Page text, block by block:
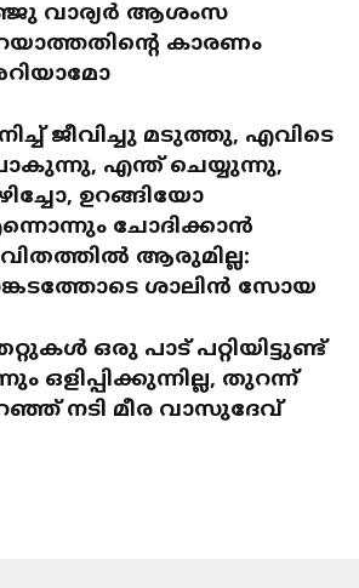
വാര്യർ ആശംസ
കാരണം
ജീവിച്ചു മടുത്തു, എവിടെ
എന്ത് ചെയ്യുന്നു,
ഉറങ്ങിയോ
ചോദിക്കാൻ
ആരുമില്ല:
ശാലിൻ സോയ
ഒരു പാട് പറ്റിയിട്ടുണ്ട്
ഒളിപ്പിക്കുന്നില്ല, തുറന്ന്
നടി മീര വാസുദേവ്